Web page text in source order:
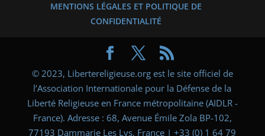
MENTIONS LÉGALES ET POLITIQUE DE
CONFIDENTIALITÉ
© 2023, Libertereligieuse.org est le site officiel de
l’Association Internationale pour la Défense de la
Liberté Religieuse en France métropolitaine (AIDLR -
France). Adresse : 68, Avenue Émile Zola BP-102,
77193 Dammarie Les Lys, France | +33 (0) 1 64 79